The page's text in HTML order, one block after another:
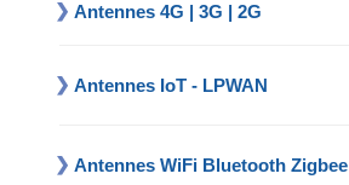
Antennes 4G | 3G | 2G
Antennes IoT - LPWAN
Antennes WiFi Bluetooth Zigbee